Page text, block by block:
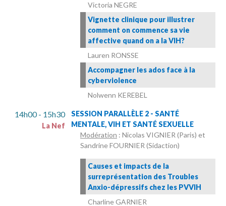
Victoria NEGRE
Vignette clinique pour illustrer
comment on commence sa vie
affective quand on a la VIH?
Lauren RONSSE
Accompagner les ados face à la
cyberviolence
Nolwenn KEREBEL
14h00 - 15h30
La Nef
SESSION PARALLÈLE 2 - SANTÉ
MENTALE, VIH ET SANTÉ SEXUELLE
Modération : Nicolas VIGNIER (Paris) et
Sandrine FOURNIER (Sidaction)
Causes et impacts de la
surreprésentation des Troubles
Anxio-dépressifs chez les PVVIH
Charline GARNIER